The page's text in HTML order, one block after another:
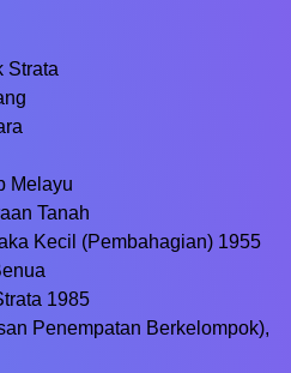
Strata
Melayu
Tanah
Kecil (Pembahagian) 1955
1985
Penempatan Berkelompok),